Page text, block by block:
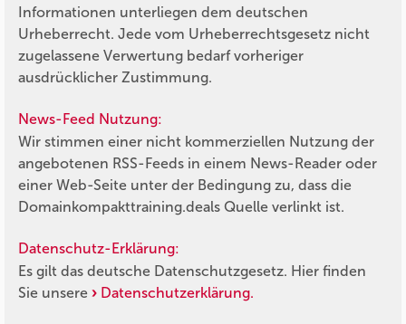
Informationen unterliegen dem deutschen
Urheberrecht. Jede vom Urheberrechtsgesetz nicht
zugelassene Verwertung bedarf vorheriger
ausdrücklicher Zustimmung.
News-Feed Nutzung:
Wir stimmen einer nicht kommerziellen Nutzung der
angebotenen RSS-Feeds in einem News-Reader oder
einer Web-Seite unter der Bedingung zu, dass die
Domainkompakttraining.deals Quelle verlinkt ist.
Datenschutz-Erklärung:
Es gilt das deutsche Datenschutzgesetz. Hier finden
Sie unsere
Datenschutzerklärung.